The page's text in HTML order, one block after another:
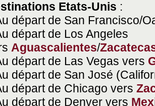
Etats-Unis :
départ de San Francisco/
départ de Los Angeles
Aguascalientes/
départ de Las Vegas vers
départ de San José
départ de Chicago vers
départ de Denver vers